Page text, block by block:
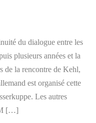
du dialogue entre les
plusieurs années et la
de la rencontre de Kehl,
est organisé cette
Les autres
[…]